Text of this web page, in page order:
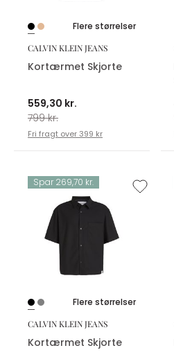
Flere størrelser
CALVIN KLEIN JEANS
Kortærmet Skjorte
559,30 kr.
799 kr.
Fri fragt over 399 kr
Spar 269,70 kr.
Flere størrelser
CALVIN KLEIN JEANS
Kortærmet Skjorte